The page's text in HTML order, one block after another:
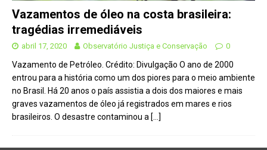
Vazamentos de óleo na costa brasileira:
tragédias irremediáveis
abril 17, 2020 Observatório Justiça e Conservação 0
Vazamento de Petróleo. Crédito: Divulgação O ano de 2000
entrou para a história como um dos piores para o meio ambiente
no Brasil. Há 20 anos o país assistia a dois dos maiores e mais
graves vazamentos de óleo já registrados em mares e rios
brasileiros. O desastre contaminou a […]